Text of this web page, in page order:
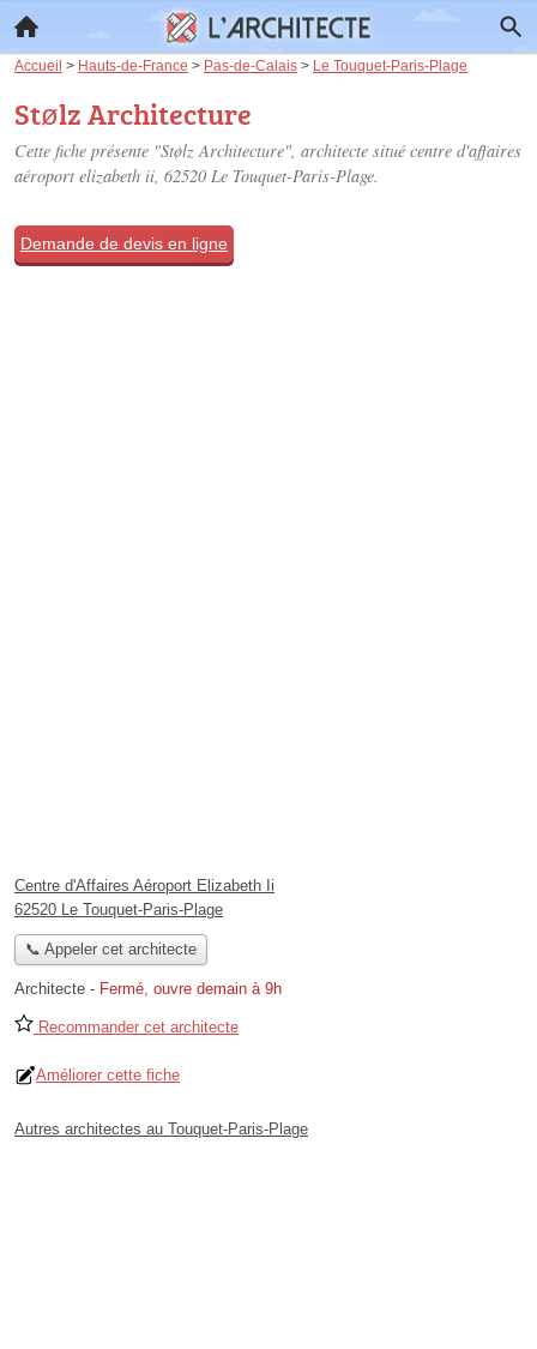
Accueil > Hauts-de-France > Pas-de-Calais > Le Touquet-Paris-Plage
Stølz Architecture
Cette fiche présente "Stølz Architecture", architecte situé centre d'affaires
aéroport elizabeth ii, 62520 Le Touquet-Paris-Plage.
Demande de devis en ligne
Centre d'Affaires Aéroport Elizabeth Ii
62520 Le Touquet-Paris-Plage
📞 Appeler cet architecte
Architecte - Fermé, ouvre demain à 9h
Recommander cet architecte
Améliorer cette fiche
Autres architectes au Touquet-Paris-Plage